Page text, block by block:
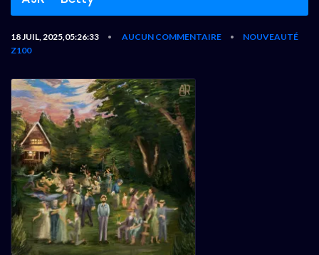
18 JUIL, 2025,05:26:33 • AUCUN COMMENTAIRE •
NOUVEAUTÉ
Z100